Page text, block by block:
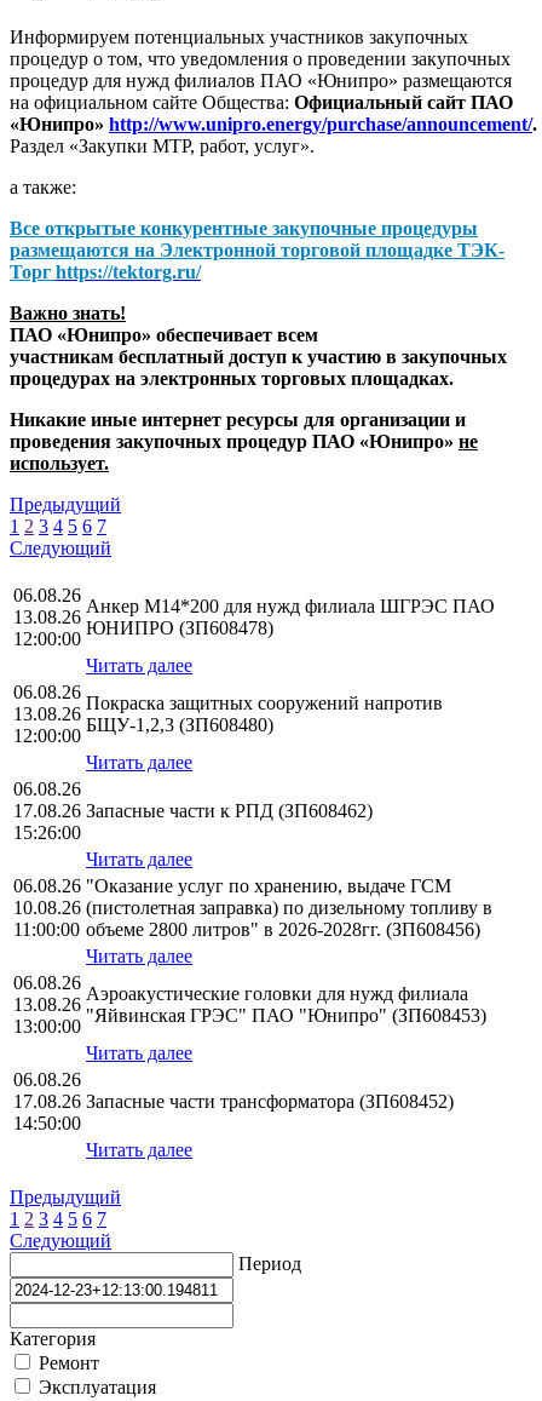
Информируем потенциальных участников закупочных
процедур о том, что уведомления о проведении закупочных
процедур для нужд филиалов ПАО «Юнипро» размещаются
на официальном сайте Общества: Официальный сайт ПАО
«Юнипро» http://www.unipro.energy/purchase/announcement/.
Раздел «Закупки МТР, работ, услуг».
а также:
Все открытые конкурентные закупочные процедуры
размещаются на Электронной торговой площадке ТЭК-
Торг https://tektorg.ru/
Важно знать!
ПАО «Юнипро» обеспечивает всем
участникам бесплатный доступ к участию в закупочных
процедурах на электронных торговых площадках.
Никакие иные интернет ресурсы для организации и
проведения закупочных процедур ПАО «Юнипро» не
использует.
Предыдущий
1 2 3 4 5 6 7
Следующий
06.08.26
13.08.26
12:00:00
Анкер М14*200 для нужд филиала ШГРЭС ПАО
ЮНИПРО (ЗП608478)
Читать далее
06.08.26
13.08.26
12:00:00
Покраска защитных сооружений напротив
БЩУ-1,2,3 (ЗП608480)
Читать далее
06.08.26
17.08.26
15:26:00
Запасные части к РПД (ЗП608462)
Читать далее
06.08.26
10.08.26
11:00:00
"Оказание услуг по хранению, выдаче ГСМ
(пистолетная заправка) по дизельному топливу в
объеме 2800 литров" в 2026-2028гг. (ЗП608456)
Читать далее
06.08.26
13.08.26
13:00:00
Аэроакустические головки для нужд филиала
"Яйвинская ГРЭС" ПАО "Юнипро" (ЗП608453)
Читать далее
06.08.26
17.08.26
14:50:00
Запасные части трансформатора (ЗП608452)
Читать далее
Предыдущий
1 2 3 4 5 6 7
Следующий
Период
Категория
Ремонт
Эксплуатация